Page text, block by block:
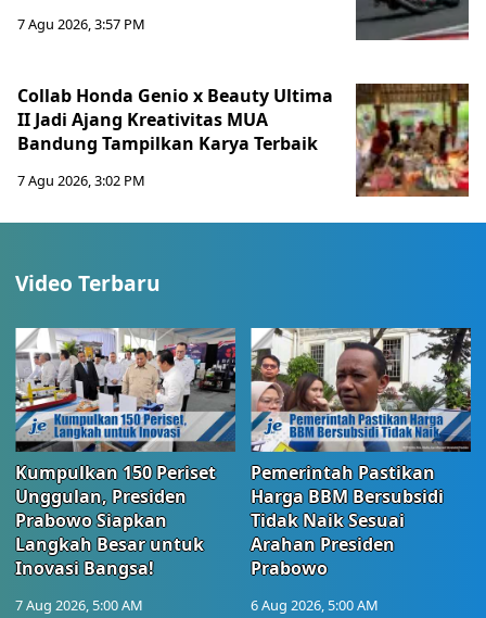
7 Agu 2026, 3:57 PM
Collab Honda Genio x Beauty Ultima
II Jadi Ajang Kreativitas MUA
Bandung Tampilkan Karya Terbaik
7 Agu 2026, 3:02 PM
Video Terbaru
Kumpulkan 150 Periset
Unggulan, Presiden
Prabowo Siapkan
Langkah Besar untuk
Inovasi Bangsa!
7 Aug 2026, 5:00 AM
Pemerintah Pastikan
Harga BBM Bersubsidi
Tidak Naik Sesuai
Arahan Presiden
Prabowo
6 Aug 2026, 5:00 AM